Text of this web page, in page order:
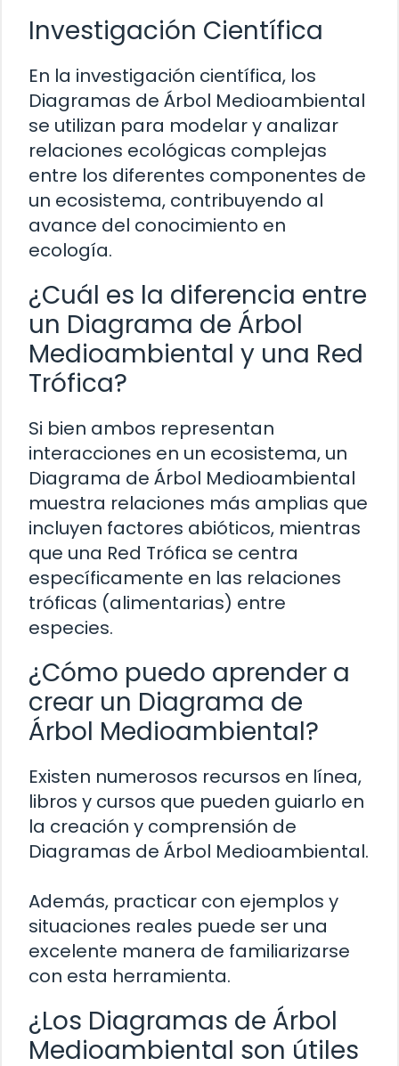
Investigación Científica
En la investigación científica, los
Diagramas de Árbol Medioambiental
se utilizan para modelar y analizar
relaciones ecológicas complejas
entre los diferentes componentes de
un ecosistema, contribuyendo al
avance del conocimiento en
ecología.
¿Cuál es la diferencia entre
un Diagrama de Árbol
Medioambiental y una Red
Trófica?
Si bien ambos representan
interacciones en un ecosistema, un
Diagrama de Árbol Medioambiental
muestra relaciones más amplias que
incluyen factores abióticos, mientras
que una Red Trófica se centra
específicamente en las relaciones
tróficas (alimentarias) entre
especies.
¿Cómo puedo aprender a
crear un Diagrama de
Árbol Medioambiental?
Existen numerosos recursos en línea,
libros y cursos que pueden guiarlo en
la creación y comprensión de
Diagramas de Árbol Medioambiental.
Además, practicar con ejemplos y
situaciones reales puede ser una
excelente manera de familiarizarse
con esta herramienta.
¿Los Diagramas de Árbol
Medioambiental son útiles